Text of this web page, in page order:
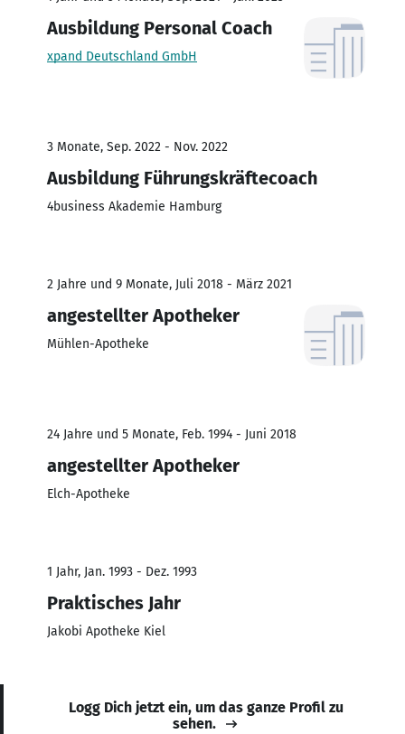
Ausbildung Personal Coach
xpand Deutschland GmbH
3 Monate, Sep. 2022 - Nov. 2022
Ausbildung Führungskräftecoach
4business Akademie Hamburg
2 Jahre und 9 Monate, Juli 2018 - März 2021
angestellter Apotheker
Mühlen-Apotheke
24 Jahre und 5 Monate, Feb. 1994 - Juni 2018
angestellter Apotheker
Elch-Apotheke
1 Jahr, Jan. 1993 - Dez. 1993
Praktisches Jahr
Jakobi Apotheke Kiel
Logg Dich jetzt ein, um das ganze Profil zu
sehen.